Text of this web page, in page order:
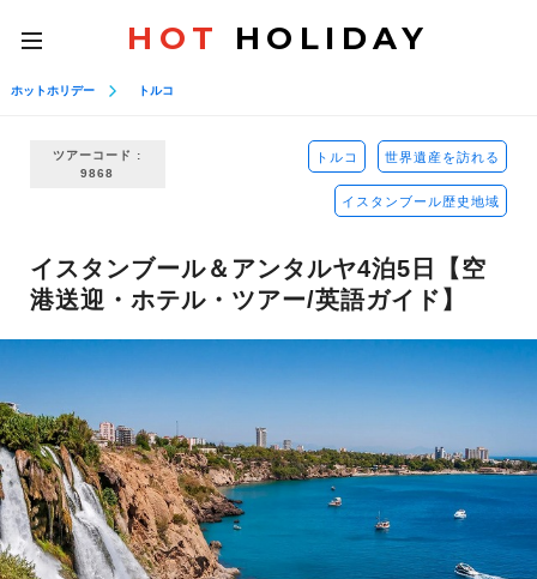
toggle
navigation
HOT HOLIDAY
ホットホリデー トルコ
ツアーコード :
9868
トルコ 世界遺産を訪れる
イスタンブール歴史地域
イスタンブール＆アンタルヤ4泊5日【空
港送迎・ホテル・ツアー/英語ガイド】